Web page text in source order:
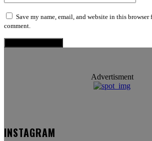
Save my name, email, and website in this
comment.
Advertisment
INSTAGRAM